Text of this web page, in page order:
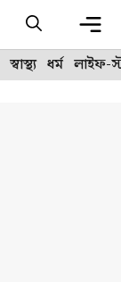
স্বাস্থ্য ধর্ম লাইফ-